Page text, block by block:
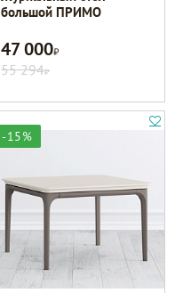
большой ПРИМО
47 000Р
55 294Р
-15%